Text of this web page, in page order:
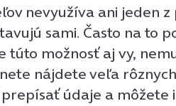
nevyužíva ani jeden
sami. Často na to
túto možnosť aj vy,
nájdete veľa
údaje a môžete